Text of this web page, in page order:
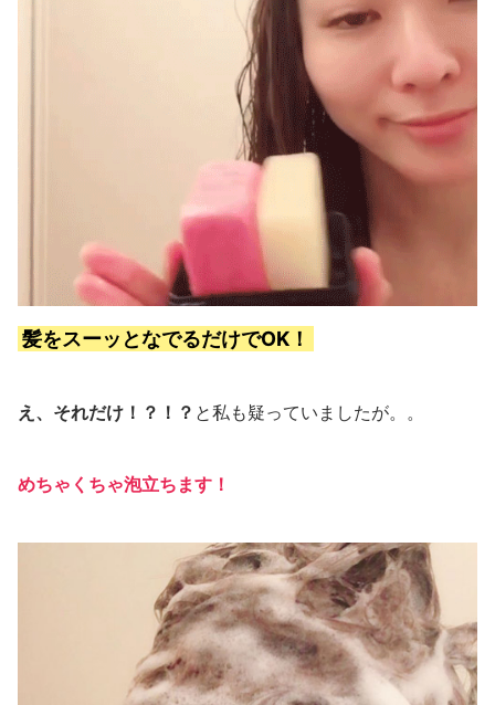
髪をスーッとなでるだけでOK！
え、それだけ！？！？ と私も疑っていましたが。。
めちゃくちゃ泡立ちます！